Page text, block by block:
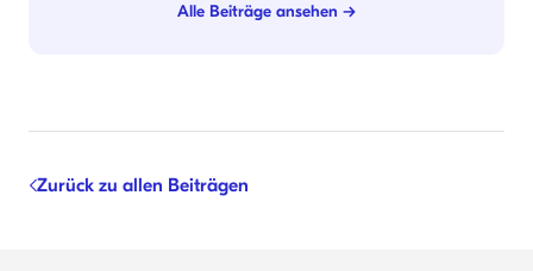
Alle Beiträge ansehen →
Zurück zu allen Beiträgen